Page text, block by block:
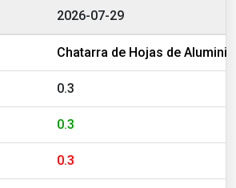
2026-07-29
Chatarra de Hojas de Aluminio
0.3
0.3
0.3